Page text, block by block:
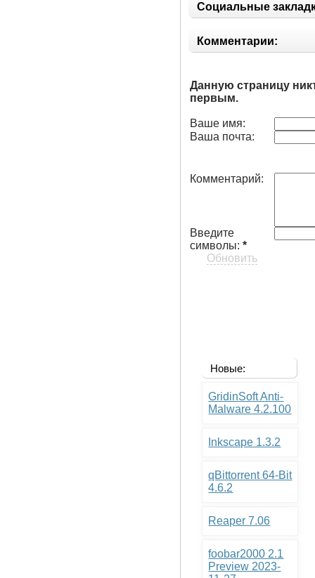
Социальные
Комментарии:
Данную страницу
первым.
Ваше имя:
Ваша почта:
Комментарий:
Введите
символы:*
Обновить
Новые:
GridinSoft Anti-
Malware 4.2.100
Inkscape 1.3.2
qBittorrent 64-Bit
4.6.2
Reaper 7.06
foobar2000 2.1
Preview 2023-